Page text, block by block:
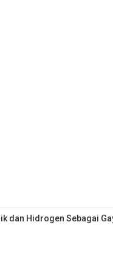
dan Hidrogen Sebagai